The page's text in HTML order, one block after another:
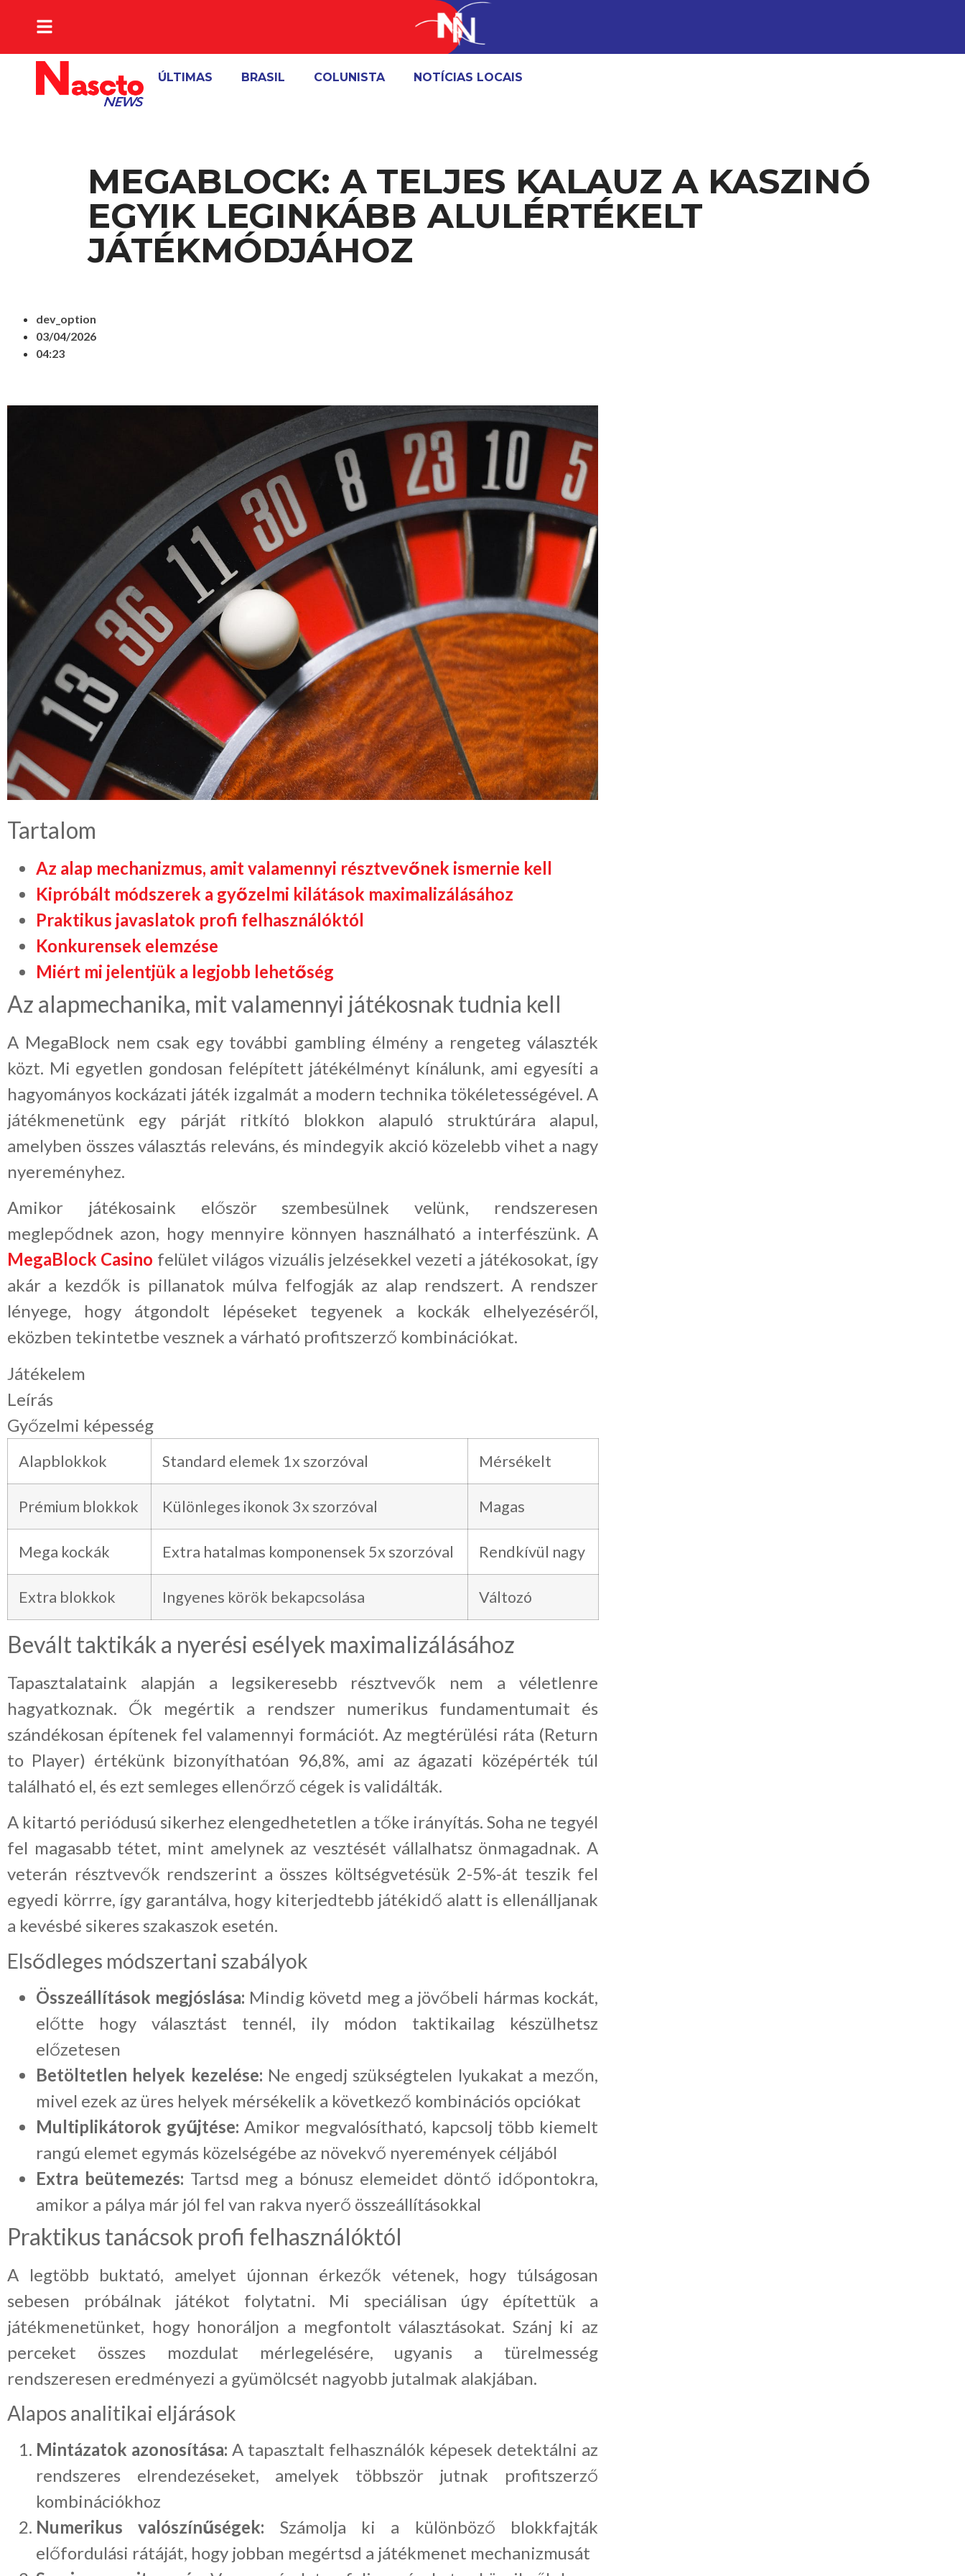
ÚLTIMAS BRASIL COLUNISTA NOTÍCIAS LOCAIS
MEGABLOCK: A TELJES KALAUZ A KASZINÓ
EGYIK LEGINKÁBB ALULÉRTÉKELT
JÁTÉKMÓDJÁHOZ
dev_option
03/04/2026
04:23
Tartalom
Az alap mechanizmus, amit valamennyi résztvevőnek ismernie kell
Kipróbált módszerek a győzelmi kilátások maximalizálásához
Praktikus javaslatok profi felhasználóktól
Konkurensek elemzése
Miért mi jelentjük a legjobb lehetőség
Az alapmechanika, mit valamennyi játékosnak tudnia kell
A MegaBlock nem csak egy további gambling élmény a rengeteg választék
közt. Mi egyetlen gondosan felépített játékélményt kínálunk, ami egyesíti a
hagyományos kockázati játék izgalmát a modern technika tökéletességével. A
játékmenetünk egy párját ritkító blokkon alapuló struktúrára alapul,
amelyben összes választás releváns, és mindegyik akció közelebb vihet a nagy
nyereményhez.
Amikor játékosaink először szembesülnek velünk, rendszeresen
meglepődnek azon, hogy mennyire könnyen használható a interfészünk. A
MegaBlock Casino felület világos vizuális jelzésekkel vezeti a játékosokat, így
akár a kezdők is pillanatok múlva felfogják az alap rendszert. A rendszer
lényege, hogy átgondolt lépéseket tegyenek a kockák elhelyezéséről,
eközben tekintetbe vesznek a várható profitszerző kombinációkat.
Játékelem
Leírás
Győzelmi képesség
Alapblokkok Standard elemek 1x szorzóval Mérsékelt
Prémium blokkok Különleges ikonok 3x szorzóval Magas
Mega kockák Extra hatalmas komponensek 5x szorzóval Rendkívül nagy
Extra blokkok Ingyenes körök bekapcsolása Változó
Bevált taktikák a nyerési esélyek maximalizálásához
Tapasztalataink alapján a legsikeresebb résztvevők nem a véletlenre
hagyatkoznak. Ők megértik a rendszer numerikus fundamentumait és
szándékosan építenek fel valamennyi formációt. Az megtérülési ráta (Return
to Player) értékünk bizonyíthatóan 96,8%, ami az ágazati középérték túl
található el, és ezt semleges ellenőrző cégek is validálták.
A kitartó periódusú sikerhez elengedhetetlen a tőke irányítás. Soha ne tegyél
fel magasabb tétet, mint amelynek az vesztését vállalhatsz önmagadnak. A
veterán résztvevők rendszerint a összes költségvetésük 2-5%-át teszik fel
egyedi körrre, így garantálva, hogy kiterjedtebb játékidő alatt is ellenálljanak
a kevésbé sikeres szakaszok esetén.
Elsődleges módszertani szabályok
Összeállítások megjóslása: Mindig követd meg a jövőbeli hármas kockát,
előtte hogy választást tennél, ily módon taktikailag készülhetsz
előzetesen
Betöltetlen helyek kezelése: Ne engedj szükségtelen lyukakat a mezőn,
mivel ezek az üres helyek mérsékelik a következő kombinációs opciókat
Multiplikátorok gyűjtése: Amikor megvalósítható, kapcsolj több kiemelt
rangú elemet egymás közelségébe az növekvő nyeremények céljából
Extra beütemezés: Tartsd meg a bónusz elemeidet döntő időpontokra,
amikor a pálya már jól fel van rakva nyerő összeállításokkal
Praktikus tanácsok profi felhasználóktól
A legtöbb buktató, amelyet újonnan érkezők vétenek, hogy túlságosan
sebesen próbálnak játékot folytatni. Mi speciálisan úgy építettük a
játékmenetünket, hogy honoráljon a megfontolt választásokat. Szánj ki az
perceket összes mozdulat mérlegelésére, ugyanis a türelmesség
rendszeresen eredményezi a gyümölcsét nagyobb jutalmak alakjában.
Alapos analitikai eljárások
Mintázatok azonosítása: A tapasztalt felhasználók képesek detektálni az
rendszeres elrendezéseket, amelyek többször jutnak profitszerző
kombinációkhoz
Numerikus valószínűségek: Számolja ki a különböző blokkfajták
előfordulási rátáját, hogy jobban megértsd a játékmenet mechanizmusát